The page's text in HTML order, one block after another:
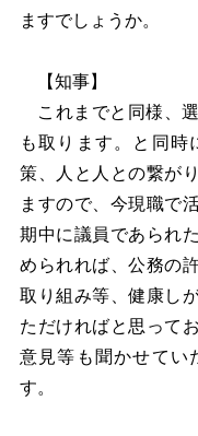
ますでしょうか。
【知事】
これまでと同様、
も取ります。と同時
策、人と人との繋が
ますので、今現職で
期中に議員であられ
められれば、公務の
取り組み等、健康し
ただければと思って
意見等も聞かせてい
す。